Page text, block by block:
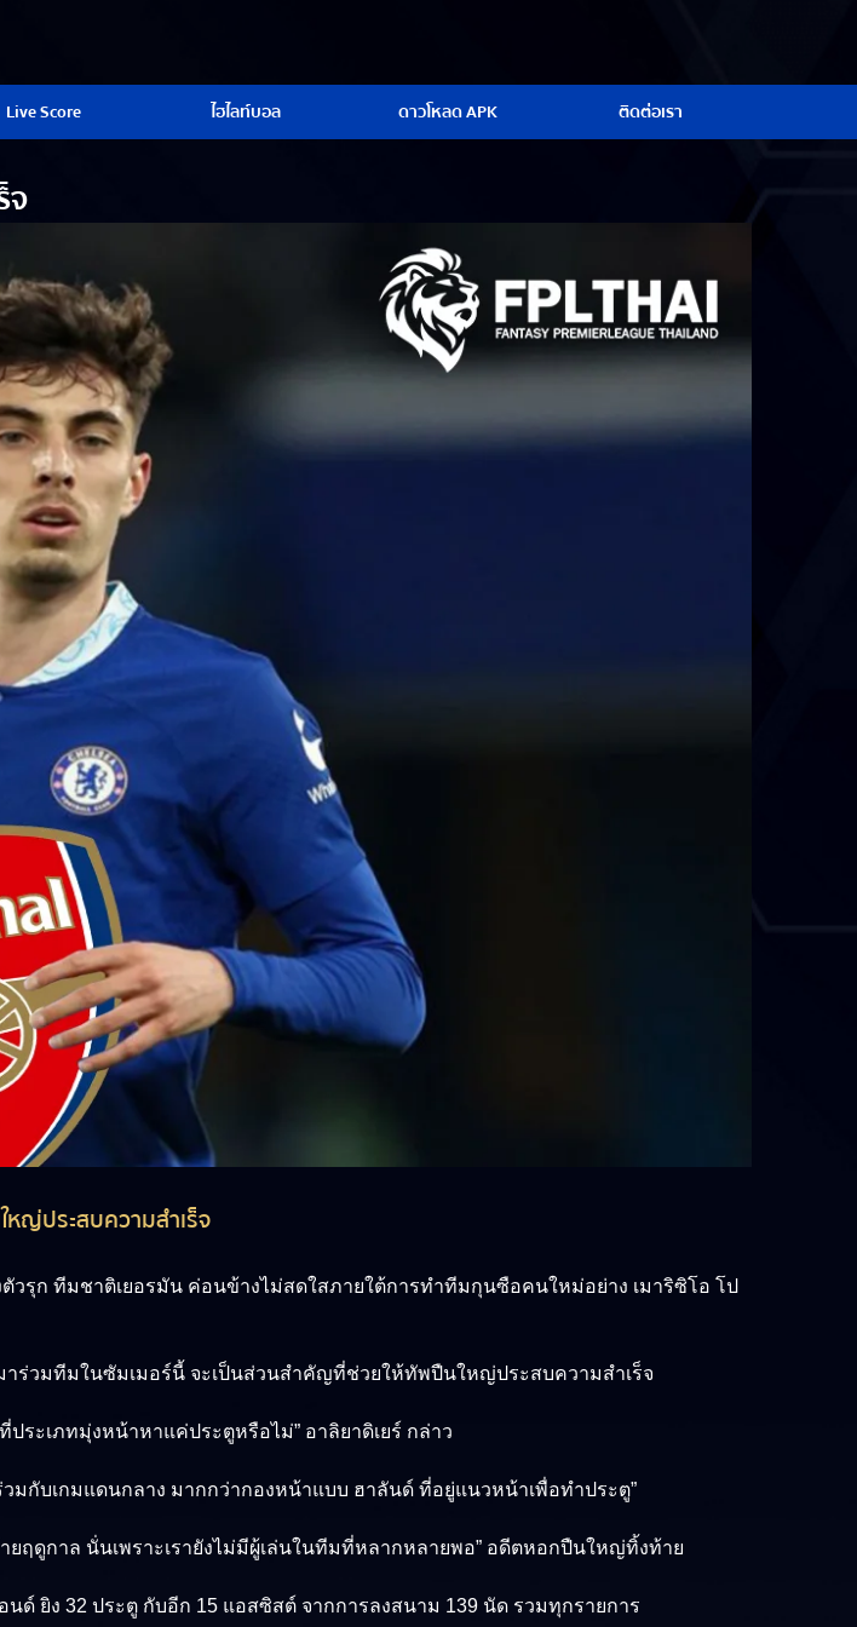
Live Score ไฮไลท์บอล ดาวโหลด APK ติดต่อเรา
จ
ญ่ประสบความสำเร็จ
วรุก ทีมชาติเยอรมัน ค่อนข้างไม่สดใสภายใต้การทำทีมกุนซือคนใหม่อย่าง เมาริซิโอ โป
าร่วมทีมในซัมเมอร์นี้ จะเป็นส่วนสำคัญที่ช่วยให้ทัพปืนใหญ่ประสบความสำเร็จ
ระเภทมุ่งหน้าหาแค่ประตูหรือไม่” อาลิยาดิเยร์ กล่าว
กับเกมแดนกลาง มากกว่ากองหน้าแบบ ฮาลันด์ ที่อยู่แนวหน้าเพื่อทำประตู”
ยฤดูกาล นั่นเพราะเรายังไม่มีผู้เล่นในทีมที่หลากหลายพอ” อดีตหอกปืนใหญ่ทิ้งท้าย
ยิง 32 ประตู กับอีก 15 แอสซิสต์ จากการลงสนาม 139 นัด รวมทุกรายการ